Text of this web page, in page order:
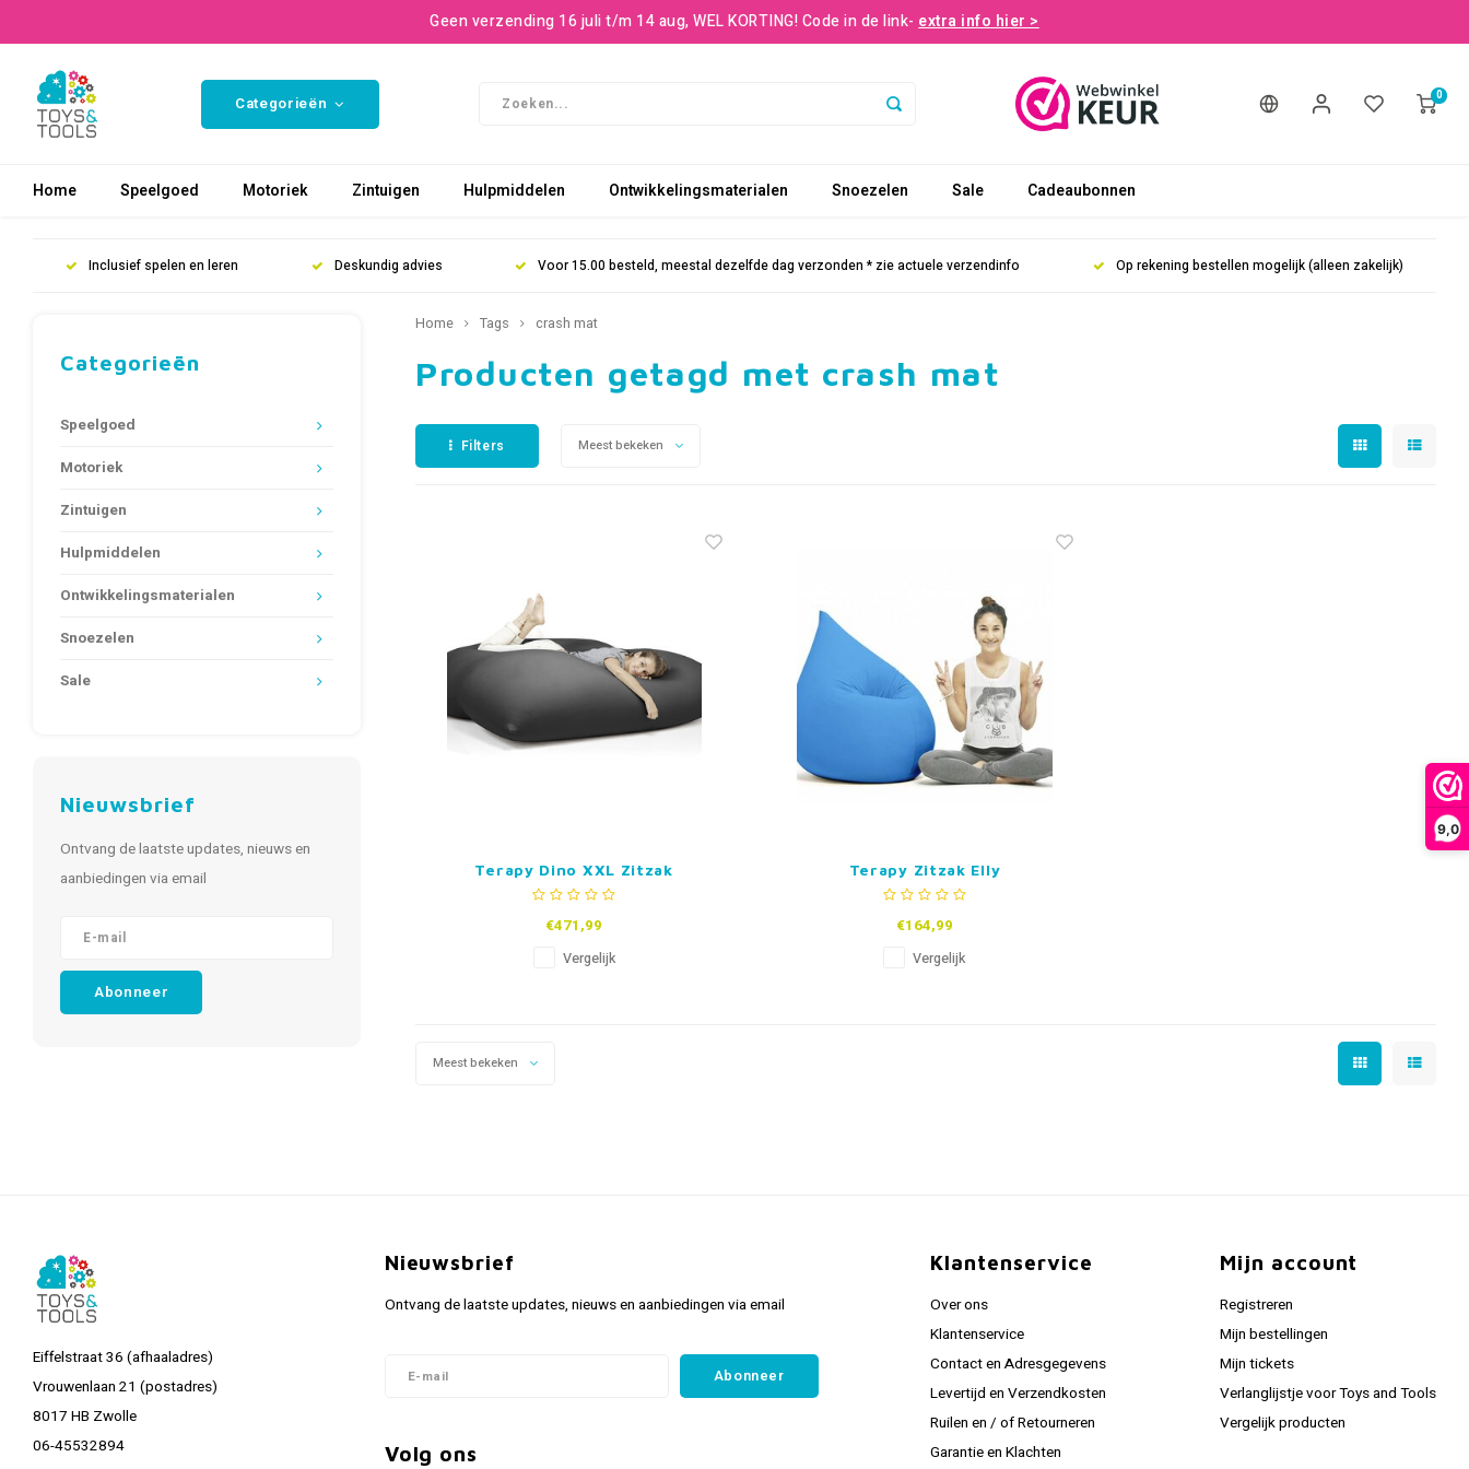
9,0
Geen verzending 16 juli t/m 14 aug, WEL KORTING! Code in de link- extra info hier >
Categorieën 0
Home Speelgoed Motoriek Zintuigen Hulpmiddelen Ontwikkelingsmaterialen Snoezelen Sale Cadeaubonnen
Inclusief spelen en leren Deskundig advies Voor 15.00 besteld, meestal dezelfde dag verzonden * zie actuele verzendinfo Op rekening bestellen mogelijk (alleen zakelijk)
Categorieën
Speelgoed
Motoriek
Zintuigen
Hulpmiddelen
Ontwikkelingsmaterialen
Snoezelen
Sale
Nieuwsbrief
Ontvang de laatste updates, nieuws en
aanbiedingen via email
Abonneer
Home Tags crash mat
Producten getagd met crash mat
Filters Meest bekeken
Terapy Dino XXL Zitzak
€471,99
Vergelijk
Terapy Zitzak Elly
€164,99
Vergelijk
Meest bekeken
Eiffelstraat 36 (afhaaladres)
Vrouwenlaan 21 (postadres)
8017 HB Zwolle
06-45532894
Nieuwsbrief
Ontvang de laatste updates, nieuws en aanbiedingen via email
Abonneer
Volg ons
Klantenservice
Over ons
Klantenservice
Contact en Adresgegevens
Levertijd en Verzendkosten
Ruilen en / of Retourneren
Garantie en Klachten
Mijn account
Registreren
Mijn bestellingen
Mijn tickets
Verlanglijstje voor Toys and Tools
Vergelijk producten